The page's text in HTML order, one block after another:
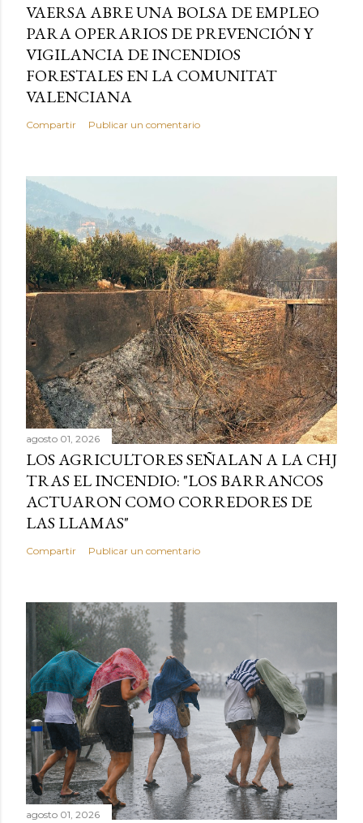
VAERSA ABRE UNA BOLSA DE EMPLEO
PARA OPERARIOS DE PREVENCIÓN Y
VIGILANCIA DE INCENDIOS
FORESTALES EN LA COMUNITAT
VALENCIANA
Compartir Publicar un comentario
agosto 01, 2026
LOS AGRICULTORES SEÑALAN A LA CHJ
TRAS EL INCENDIO: "LOS BARRANCOS
ACTUARON COMO CORREDORES DE
LAS LLAMAS"
Compartir Publicar un comentario
agosto 01, 2026